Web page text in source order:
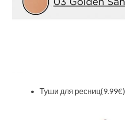
Туши для ресниц(9.99€)